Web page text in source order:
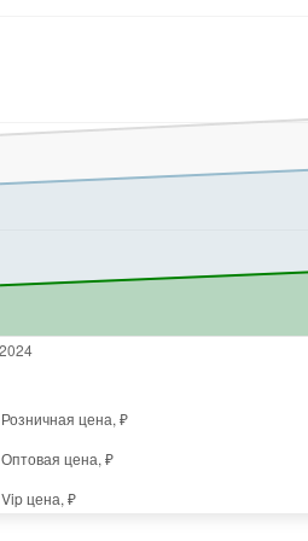
Розничная цена, ₽
Оптовая цена, ₽
Vip цена, ₽